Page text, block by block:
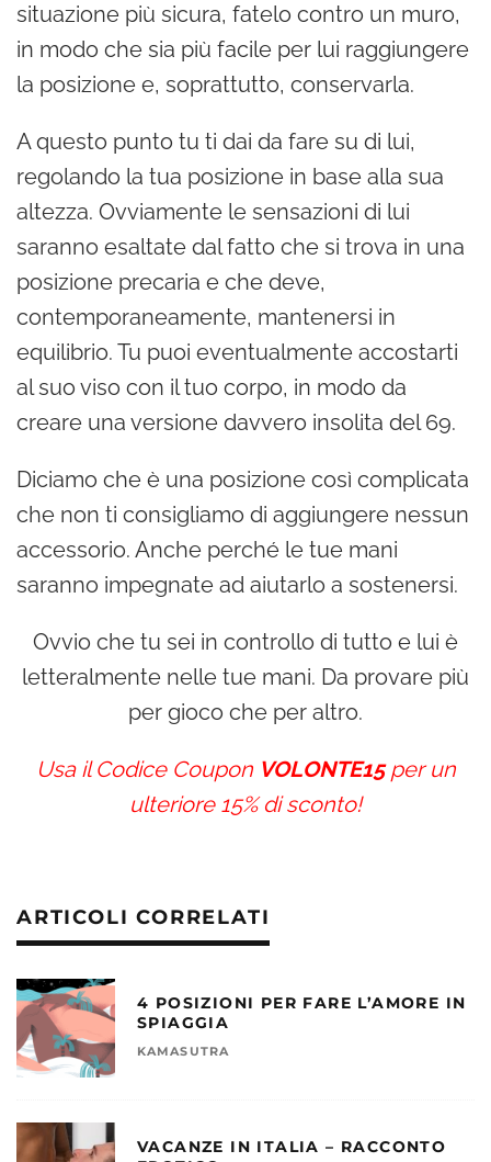
situazione più sicura, fatelo contro un muro,
in modo che sia più facile per lui raggiungere
la posizione e, soprattutto, conservarla.
A questo punto tu ti dai da fare su di lui,
regolando la tua posizione in base alla sua
altezza. Ovviamente le sensazioni di lui
saranno esaltate dal fatto che si trova in una
posizione precaria e che deve,
contemporaneamente, mantenersi in
equilibrio. Tu puoi eventualmente accostarti
al suo viso con il tuo corpo, in modo da
creare una versione davvero insolita del 69.
Diciamo che è una posizione così complicata
che non ti consigliamo di aggiungere nessun
accessorio. Anche perché le tue mani
saranno impegnate ad aiutarlo a sostenersi.
Ovvio che tu sei in controllo di tutto e lui è
letteralmente nelle tue mani. Da provare più
per gioco che per altro.
Usa il Codice Coupon VOLONTE15per un
ulteriore 15% di sconto!
ARTICOLI CORRELATI
4 POSIZIONI PER FARE L’AMORE IN
SPIAGGIA
KAMASUTRA
VACANZE IN ITALIA – RACCONTO